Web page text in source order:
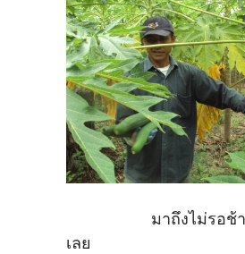
มาถึงไม่รอช้า ช่
เลย